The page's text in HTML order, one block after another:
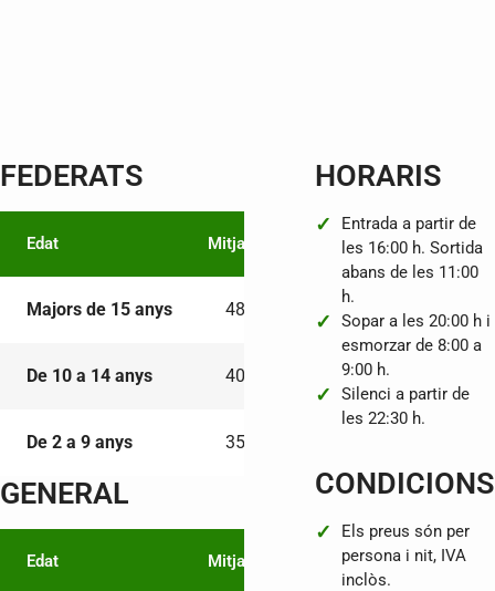
FEDERATS
Edat Mitja Pensió Mitja Pensió + Pícnic
Majors de 15 anys 48,00 € 60,00 €
De 10 a 14 anys 40,00 € 50,00 €
De 2 a 9 anys 35,00 €
GENERAL
Edat Mitja Pensió Mitja Pensió + Pícnic
HORARIS
Entrada a partir de
les 16:00 h. Sortida
abans de les 11:00
h.
Sopar a les 20:00 h i
esmorzar de 8:00 a
9:00 h.
Silenci a partir de
les 22:30 h.
CONDICIONS
Els preus són per
persona i nit, IVA
inclòs.